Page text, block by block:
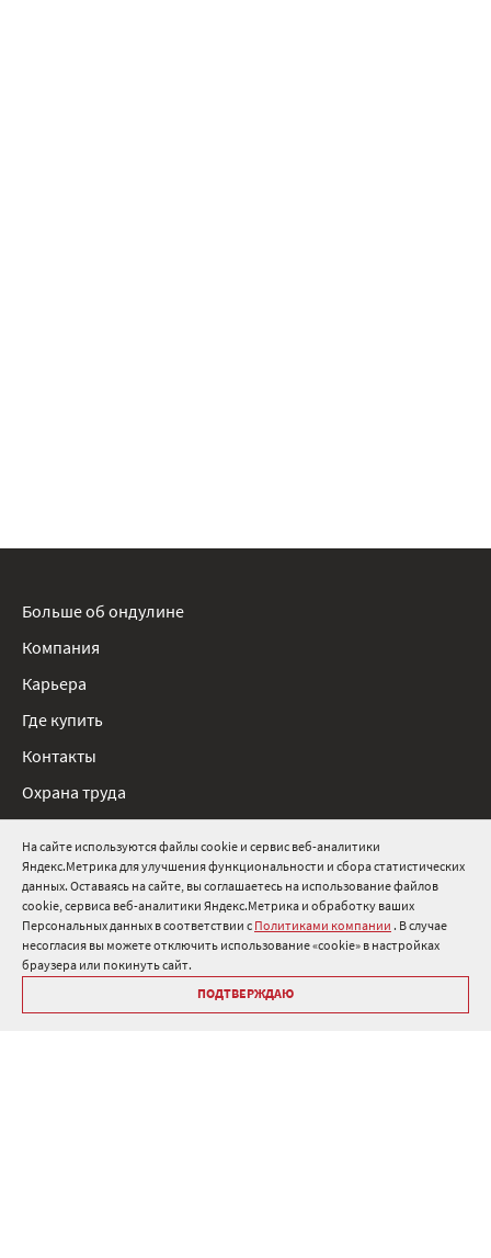
На сайте используются файлы cookie и сервис веб-аналитики
Яндекс.Метрика для улучшения функциональности и сбора статистических
данных. Оставаясь на сайте, вы соглашаетесь на использование файлов
cookie, сервиса веб-аналитики Яндекс.Метрика и обработку ваших
Персональных данных в соответствии с Политиками компании . В случае
несогласия вы можете отключить использование «cookie» в настройках
браузера или покинуть сайт.
ПОДТВЕРЖДАЮ
8 800 511 91 82
info@onduline.ru
Россия Беларусь Казахстан
Больше об ондулине
Компания
Карьера
Где купить
Контакты
Охрана труда